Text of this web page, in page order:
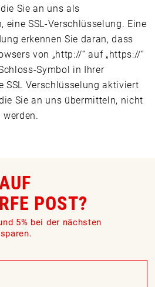
Sie an uns als
eine SSL-Verschlüsselung. Eine
erkennen Sie daran, dass
von „http://“ auf „https://“
Symbol in Ihrer
SSL Verschlüsselung aktiviert
Sie an uns übermitteln, nicht
POST?
5% bei der nächsten